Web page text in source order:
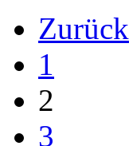
Zurück
1
2
3